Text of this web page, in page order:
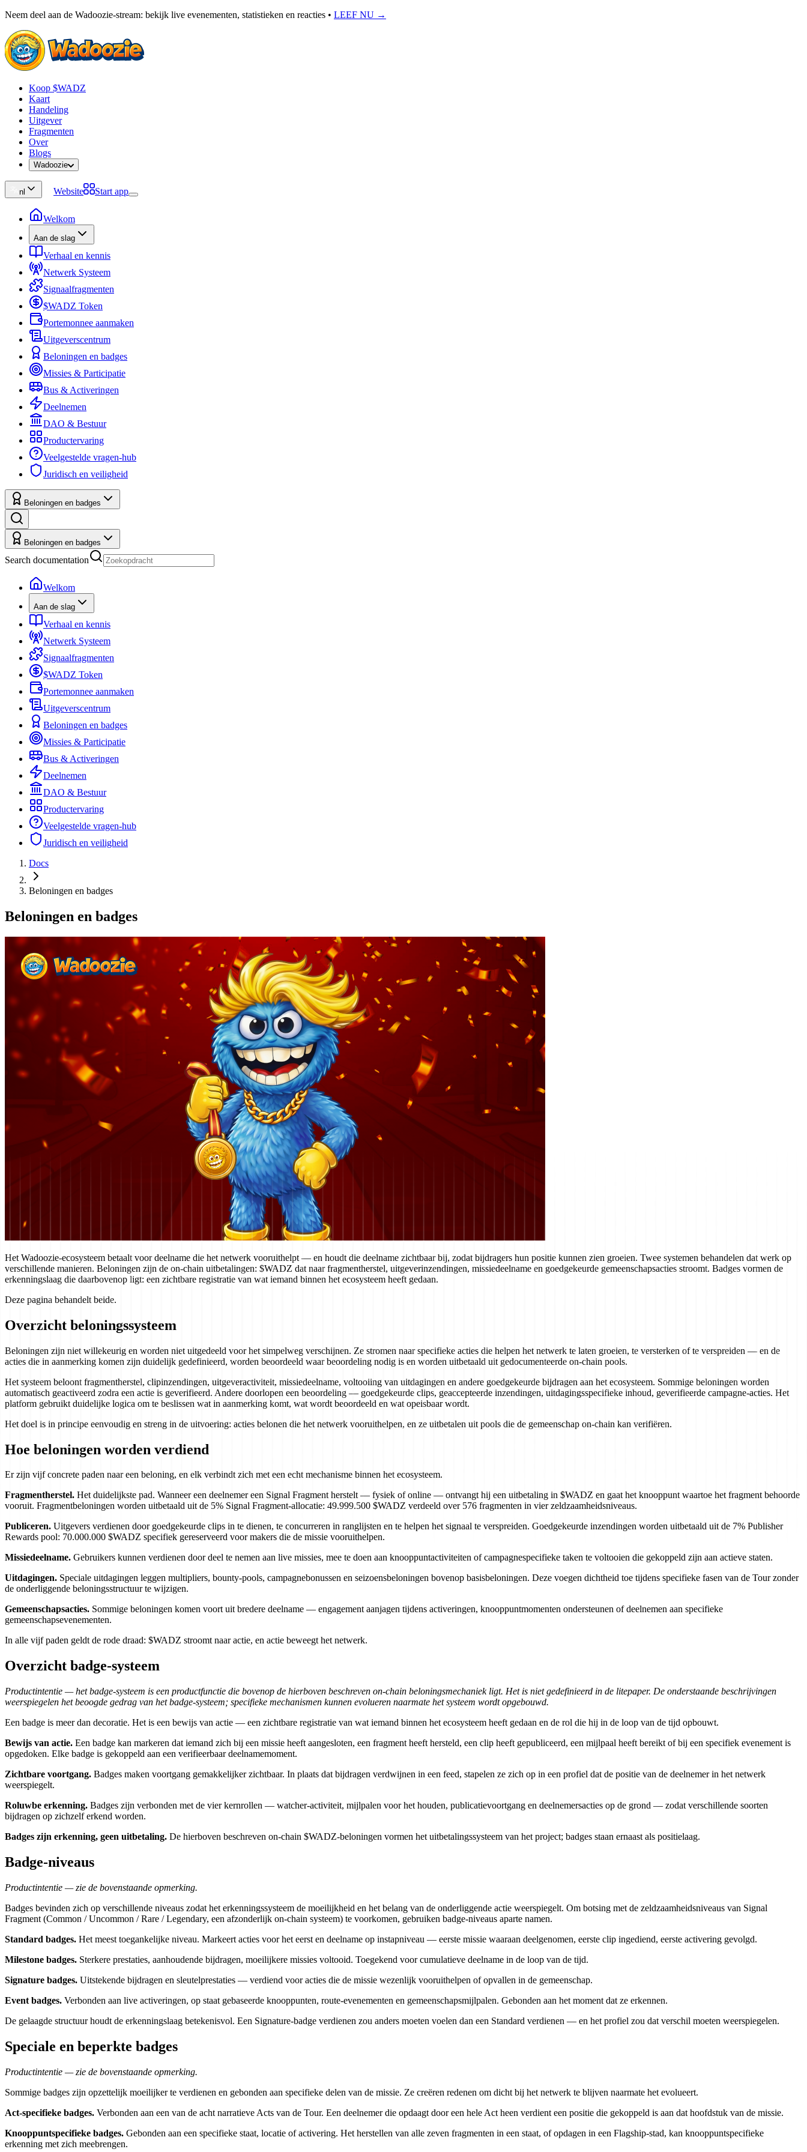
Neem deel aan de Wadoozie-stream: bekijk live evenementen, statistieken en reacties • LEEF NU →
Koop $WADZ
Kaart
Handeling
Uitgever
Fragmenten
Over
Blogs
Wadoozie
nl Website Start app
Welkom
Aan de slag
Verhaal en kennis
Netwerk Systeem
Signaalfragmenten
$WADZ Token
Portemonnee aanmaken
Uitgeverscentrum
Beloningen en badges
Missies & Participatie
Bus & Activeringen
Deelnemen
DAO & Bestuur
Productervaring
Veelgestelde vragen-hub
Juridisch en veiligheid
Beloningen en badges
Beloningen en badges
Search documentation
Welkom
Aan de slag
Verhaal en kennis
Netwerk Systeem
Signaalfragmenten
$WADZ Token
Portemonnee aanmaken
Uitgeverscentrum
Beloningen en badges
Missies & Participatie
Bus & Activeringen
Deelnemen
DAO & Bestuur
Productervaring
Veelgestelde vragen-hub
Juridisch en veiligheid
Docs
Beloningen en badges
Beloningen en badges
Het Wadoozie-ecosysteem betaalt voor deelname die het netwerk vooruithelpt — en houdt die deelname zichtbaar bij, zodat bijdragers hun positie kunnen zien groeien. Twee systemen behandelen dat werk op
verschillende manieren. Beloningen zijn de on-chain uitbetalingen: $WADZ dat naar fragmentherstel, uitgeverinzendingen, missiedeelname en goedgekeurde gemeenschapsacties stroomt. Badges vormen de
erkenningslaag die daarbovenop ligt: een zichtbare registratie van wat iemand binnen het ecosysteem heeft gedaan.
Deze pagina behandelt beide.
Overzicht beloningssysteem
Beloningen zijn niet willekeurig en worden niet uitgedeeld voor het simpelweg verschijnen. Ze stromen naar specifieke acties die helpen het netwerk te laten groeien, te versterken of te verspreiden — en de
acties die in aanmerking komen zijn duidelijk gedefinieerd, worden beoordeeld waar beoordeling nodig is en worden uitbetaald uit gedocumenteerde on-chain pools.
Het systeem beloont fragmentherstel, clipinzendingen, uitgeveractiviteit, missiedeelname, voltooiing van uitdagingen en andere goedgekeurde bijdragen aan het ecosysteem. Sommige beloningen worden
automatisch geactiveerd zodra een actie is geverifieerd. Andere doorlopen een beoordeling — goedgekeurde clips, geaccepteerde inzendingen, uitdagingsspecifieke inhoud, geverifieerde campagne-acties. Het
platform gebruikt duidelijke logica om te beslissen wat in aanmerking komt, wat wordt beoordeeld en wat opeisbaar wordt.
Het doel is in principe eenvoudig en streng in de uitvoering: acties belonen die het netwerk vooruithelpen, en ze uitbetalen uit pools die de gemeenschap on-chain kan verifiëren.
Hoe beloningen worden verdiend
Er zijn vijf concrete paden naar een beloning, en elk verbindt zich met een echt mechanisme binnen het ecosysteem.
Fragmentherstel. Het duidelijkste pad. Wanneer een deelnemer een Signal Fragment herstelt — fysiek of online — ontvangt hij een uitbetaling in $WADZ en gaat het knooppunt waartoe het fragment behoorde
vooruit. Fragmentbeloningen worden uitbetaald uit de 5% Signal Fragment-allocatie: 49.999.500 $WADZ verdeeld over 576 fragmenten in vier zeldzaamheidsniveaus.
Publiceren. Uitgevers verdienen door goedgekeurde clips in te dienen, te concurreren in ranglijsten en te helpen het signaal te verspreiden. Goedgekeurde inzendingen worden uitbetaald uit de 7% Publisher
Rewards pool: 70.000.000 $WADZ specifiek gereserveerd voor makers die de missie vooruithelpen.
Missiedeelname. Gebruikers kunnen verdienen door deel te nemen aan live missies, mee te doen aan knooppuntactiviteiten of campagnespecifieke taken te voltooien die gekoppeld zijn aan actieve staten.
Uitdagingen. Speciale uitdagingen leggen multipliers, bounty-pools, campagnebonussen en seizoensbeloningen bovenop basisbeloningen. Deze voegen dichtheid toe tijdens specifieke fasen van de Tour zonder
de onderliggende beloningsstructuur te wijzigen.
Gemeenschapsacties. Sommige beloningen komen voort uit bredere deelname — engagement aanjagen tijdens activeringen, knooppuntmomenten ondersteunen of deelnemen aan specifieke
gemeenschapsevenementen.
In alle vijf paden geldt de rode draad: $WADZ stroomt naar actie, en actie beweegt het netwerk.
Overzicht badge-systeem
Productintentie — het badge-systeem is een productfunctie die bovenop de hierboven beschreven on-chain beloningsmechaniek ligt. Het is niet gedefinieerd in de litepaper. De onderstaande beschrijvingen
weerspiegelen het beoogde gedrag van het badge-systeem; specifieke mechanismen kunnen evolueren naarmate het systeem wordt opgebouwd.
Een badge is meer dan decoratie. Het is een bewijs van actie — een zichtbare registratie van wat iemand binnen het ecosysteem heeft gedaan en de rol die hij in de loop van de tijd opbouwt.
Bewijs van actie. Een badge kan markeren dat iemand zich bij een missie heeft aangesloten, een fragment heeft hersteld, een clip heeft gepubliceerd, een mijlpaal heeft bereikt of bij een specifiek evenement is
opgedoken. Elke badge is gekoppeld aan een verifieerbaar deelnamemoment.
Zichtbare voortgang. Badges maken voortgang gemakkelijker zichtbaar. In plaats dat bijdragen verdwijnen in een feed, stapelen ze zich op in een profiel dat de positie van de deelnemer in het netwerk
weerspiegelt.
Roluwbe erkenning. Badges zijn verbonden met de vier kernrollen — watcher-activiteit, mijlpalen voor het houden, publicatievoortgang en deelnemersacties op de grond — zodat verschillende soorten
bijdragen op zichzelf erkend worden.
Badges zijn erkenning, geen uitbetaling. De hierboven beschreven on-chain $WADZ-beloningen vormen het uitbetalingssysteem van het project; badges staan ernaast als positielaag.
Badge-niveaus
Productintentie — zie de bovenstaande opmerking.
Badges bevinden zich op verschillende niveaus zodat het erkenningssysteem de moeilijkheid en het belang van de onderliggende actie weerspiegelt. Om botsing met de zeldzaamheidsniveaus van Signal
Fragment (Common / Uncommon / Rare / Legendary, een afzonderlijk on-chain systeem) te voorkomen, gebruiken badge-niveaus aparte namen.
Standard badges. Het meest toegankelijke niveau. Markeert acties voor het eerst en deelname op instapniveau — eerste missie waaraan deelgenomen, eerste clip ingediend, eerste activering gevolgd.
Milestone badges. Sterkere prestaties, aanhoudende bijdragen, moeilijkere missies voltooid. Toegekend voor cumulatieve deelname in de loop van de tijd.
Signature badges. Uitstekende bijdragen en sleutelprestaties — verdiend voor acties die de missie wezenlijk vooruithelpen of opvallen in de gemeenschap.
Event badges. Verbonden aan live activeringen, op staat gebaseerde knooppunten, route-evenementen en gemeenschapsmijlpalen. Gebonden aan het moment dat ze erkennen.
De gelaagde structuur houdt de erkenningslaag betekenisvol. Een Signature-badge verdienen zou anders moeten voelen dan een Standard verdienen — en het profiel zou dat verschil moeten weerspiegelen.
Speciale en beperkte badges
Productintentie — zie de bovenstaande opmerking.
Sommige badges zijn opzettelijk moeilijker te verdienen en gebonden aan specifieke delen van de missie. Ze creëren redenen om dicht bij het netwerk te blijven naarmate het evolueert.
Act-specifieke badges. Verbonden aan een van de acht narratieve Acts van de Tour. Een deelnemer die opdaagt door een hele Act heen verdient een positie die gekoppeld is aan dat hoofdstuk van de missie.
Knooppuntspecifieke badges. Gebonden aan een specifieke staat, locatie of activering. Het herstellen van alle zeven fragmenten in een staat, of opdagen in een Flagship-stad, kan knooppuntspecifieke
erkenning met zich meebrengen.